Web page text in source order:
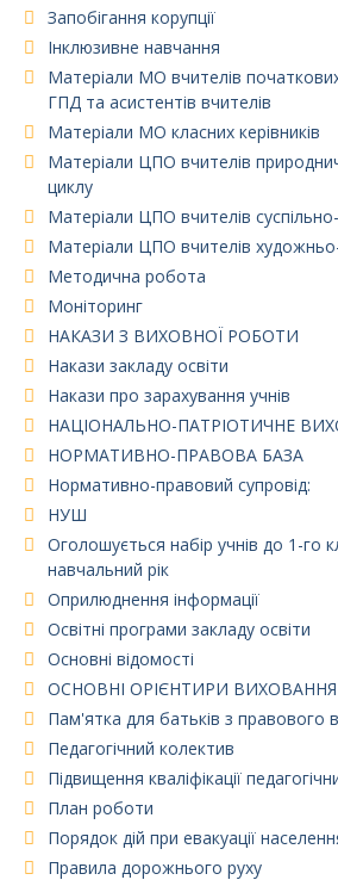
Запобігання корупції
Інклюзивне навчання
Матеріали МО вчителів
ГПД та асистентів вчителів
Матеріали МО класних керівників
Матеріали ЦПО вчителів
циклу
Матеріали ЦПО вчителів
Матеріали ЦПО вчителів
Методична робота
Моніторинг
НАКАЗИ З ВИХОВНОЇ РОБОТИ
Накази закладу освіти
Накази про зарахування учнів
НАЦІОНАЛЬНО-ПАТРІОТИЧНЕ
НОРМАТИВНО-ПРАВОВА БАЗА
Нормативно-правовий супровід:
НУШ
Оголошується набір учнів до 1-го
навчальний рік
Оприлюднення інформації
Освітні програми закладу освіти
Основні відомості
ОСНОВНІ ОРІЄНТИРИ ВИХОВАННЯ
Пам'ятка для батьків з правового
Педагогічний колектив
Підвищення кваліфікації
План роботи
Порядок дій при евакуації
Правила дорожнього руху